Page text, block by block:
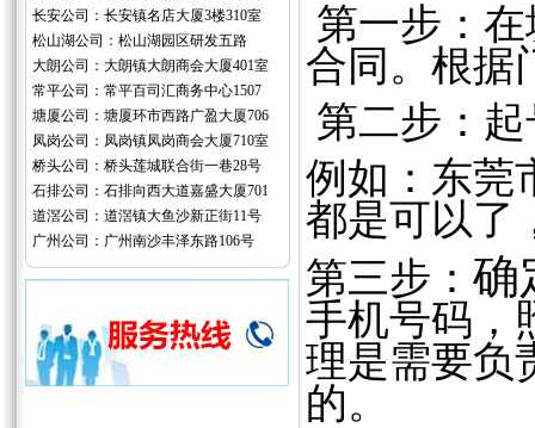
长安公司：长安镇名店大厦3楼310室
松山湖公司：松山湖园区研发五路
大朗公司：大朗镇大朗商会大厦401室
常平公司：常平百司汇商务中心1507
塘厦公司：塘厦环市西路广盈大厦706
凤岗公司：凤岗镇凤岗商会大厦710室
桥头公司：桥头莲城联合街一巷28号
石排公司：石排向西大道嘉盛大厦701
道滘公司：道滘镇大鱼沙新正街11号
广州公司：广州南沙丰泽东路106号
第一步：
合同。根据
第二步：
例如：东莞
都是可以了
第三步： 确
手机号码，
理是需要负
的。